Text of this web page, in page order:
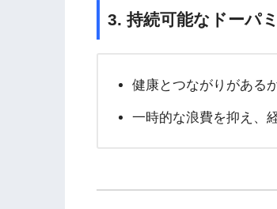
3. 持続可能なドーパ
健康とつながりがある
一時的な浪費を抑え、